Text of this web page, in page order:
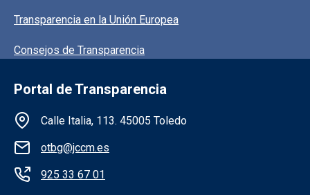
Transparencia en la Unión Europea
Consejos de Transparencia
Portal de Transparencia
Información de la institución
Calle Italia, 113. 45005 Toledo
otbg@jccm.es
925 33 67 01